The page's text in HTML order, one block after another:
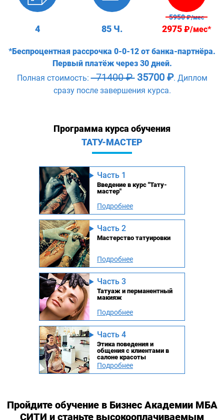
4 85 Ч.
5950₽/мес
2975₽/мес*
*Беспроцентная рассрочка 0-0-12 от банка-партнёра.
Первый платёж через 30 дней.
Полная стоимость:71400 ₽ 35700 ₽. Диплом
сразу после завершения курса.
Программа курса обучения
ТАТУ-МАСТЕР
Часть 1
Введение в курс "Тату-
мастер"
Подробнее
Часть 2
Мастерство татуировки
Подробнее
Часть 3
Татуаж и перманентный
макияж
Подробнее
Часть 4
Этика поведения и
общения с клиентами в
салоне красоты
Подробнее
Пройдите обучение в Бизнес Академии МБА
СИТИ и станьте высокооплачиваемым